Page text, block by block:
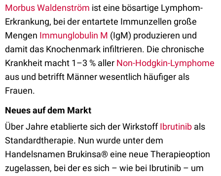
Morbus Waldenström ist eine bösartige Lymphom-
Erkrankung, bei der entartete Immunzellen große
Mengen Immunglobulin M (IgM) produzieren und
damit das Knochenmark infiltrieren. Die chronische
Krankheit macht 1–3 % aller Non-Hodgkin-Lymphome
aus und betrifft Männer wesentlich häufiger als
Frauen.
Neues auf dem Markt
Über Jahre etablierte sich der WirkstoffIbrutinib als
Standardtherapie. Nun wurde unter dem
Handelsnamen Brukinsa® eine neue Therapieoption
zugelassen, bei der es sich – wie bei Ibrutinib – um